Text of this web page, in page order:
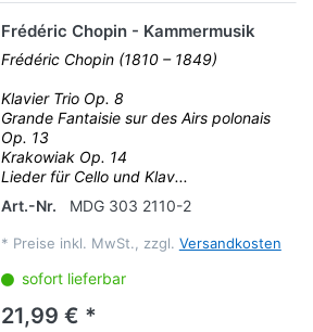
Frédéric Chopin - Kammermusik
Frédéric Chopin (1810 – 1849)
Klavier Trio Op. 8
Grande Fantaisie sur des Airs polonais
Op. 13
Krakowiak Op. 14
Lieder für Cello und Klav...
Art.-Nr.
MDG 303 2110-2
* Preise inkl. MwSt., zzgl. Versandkosten
sofort lieferbar
21,99 € *